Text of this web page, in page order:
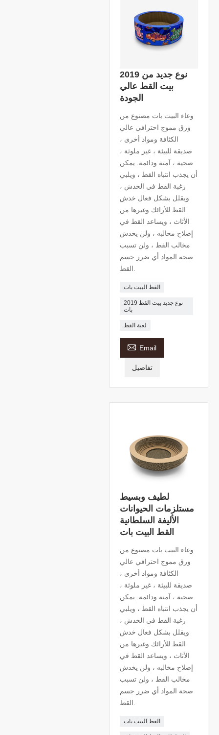
2019 نوع جديد من
بيت القط عالي
الجودة
وعاء البيت بات مصنوع من
ورق مموج احترافي عالي
الكثافة ومواد أخرى ،
صديقة للبيئة ، غير ملوثة ،
صحية ، آمنة ودائمة. يمكن
أن يجذب انتباه القط ، ويلبي
رغبة القط في الخدش ،
ويقلل بشكل فعال خدش
القط للأرائك وغيرها من
الأثاث ، ويساعد القط في
إصلاح مخالبه ، ولن يخدش
مخالب القط ، ولن تسبب
صحة المواد أي ضرر جسم
القط البيت بات
2019 نوع جديد بيت القط
بات
لعبة القط
 Email
تفاصيل
لطيف وبسيط
مستلزمات الحيوانات
الأليفة السلطانية
القط البيت بات
وعاء البيت بات مصنوع من
ورق مموج احترافي عالي
الكثافة ومواد أخرى ،
صديقة للبيئة ، غير ملوثة ،
صحية ، آمنة ودائمة. يمكن
أن يجذب انتباه القط ، ويلبي
رغبة القط في الخدش ،
ويقلل بشكل فعال خدش
القط للأرائك وغيرها من
الأثاث ، ويساعد القط في
إصلاح مخالبه ، ولن يخدش
مخالب القط ، ولن تسبب
صحة المواد أي ضرر جسم
القط البيت بات